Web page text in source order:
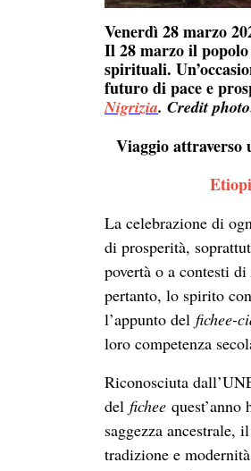
Venerdì 28 marzo
Il 28 marzo il
spirituali.
futuro di pace e
Nigrizia. Credit
Viaggio attraverso
La celebrazione di
di prosperità,
povertà o a contesti
pertanto, lo spirito
l’appunto del fichee-
loro competenza
Riconosciuta
del fichee
saggezza ancestrale,
tradizione e